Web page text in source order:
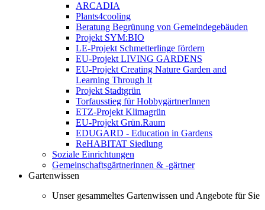
ARCADIA
Plants4cooling
Beratung Begrünung von Gemeindegebäuden
Projekt SYM:BIO
LE-Projekt Schmetterlinge fördern
EU-Projekt LIVING GARDENS
EU-Projekt Creating Nature Garden and
Learning Through It
Projekt Stadtgrün
Torfausstieg für HobbygärtnerInnen
ETZ-Projekt Klimagrün
EU-Projekt Grün.Raum
EDUGARD - Education in Gardens
ReHABITAT Siedlung
Soziale Einrichtungen
Gemeinschaftsgärtnerinnen & -gärtner
Gartenwissen
Unser gesammeltes Gartenwissen und Angebote für Sie